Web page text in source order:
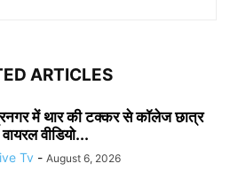
ARTICLES
में थार की टक्कर से कॉलेज छात्र
वीडियो...
Tv - August 6, 2026